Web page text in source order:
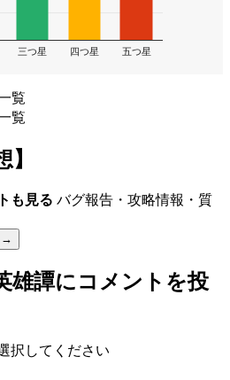
三つ星 四つ星 五つ星
覧
覧
も見る バグ報告・攻略情報・質
→
雄譚にコメントを投
択してください